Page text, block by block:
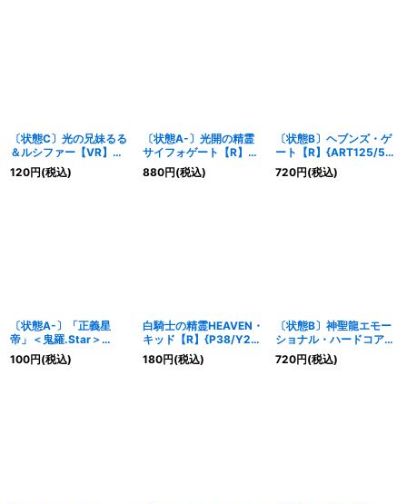
〔状態C〕光の兄妹るる
＆ルシファー【VR】
{EX1513/100}《光》
120円(税込)
〔状態A-〕光開の精霊
サイフォゲート【R】
{P16/Y23}《光》
880円(税込)
〔状態B〕ヘブンズ・ゲ
ート【R】{ART125/5}
《光》
720円(税込)
〔状態A-〕「正義星
帝」＜鬼羅.Star＞
【SR】{22BD25/17}
《多》
100円(税込)
白騎士の精霊HEAVEN・
キッド【R】{P38/Y23}
《光》
180円(税込)
〔状態B〕神聖龍エモー
ショナル・ハードコア
【SR】{ART123/5}
《光》
720円(税込)